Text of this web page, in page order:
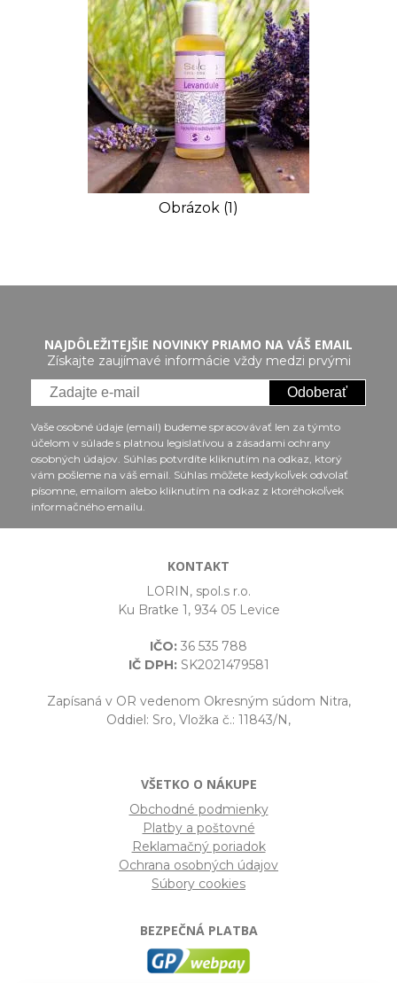
Obrázok (1)
NAJDÔLEŽITEJŠIE NOVINKY PRIAMO NA VÁŠ EMAIL
Získajte zaujímavé informácie vždy medzi prvými
Odoberať
Vaše osobné údaje (email) budeme spracovávať len za týmto
účelom v súlade s platnou legislatívou a zásadami ochrany
osobných údajov. Súhlas potvrdíte kliknutím na odkaz, ktorý
vám pošleme na váš email. Súhlas môžete kedykoľvek odvolať
písomne, emailom alebo kliknutím na odkaz z ktoréhokoľvek
informačného emailu.
KONTAKT
LORIN, spol.s r.o.
Ku Bratke 1, 934 05 Levice
IČO: 36 535 788
IČ DPH:SK2021479581
Zapísaná v OR vedenom Okresným súdom Nitra,
Oddiel: Sro, Vložka č.: 11843/N,
VŠETKO O NÁKUPE
Obchodné podmienky
Platby a poštovné
Reklamačný poriadok
Ochrana osobných údajov
Súbory cookies
BEZPEČNÁ PLATBA